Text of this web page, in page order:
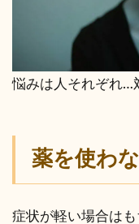
悩みは人それぞれ…
薬を使わ
症状が軽い場合は